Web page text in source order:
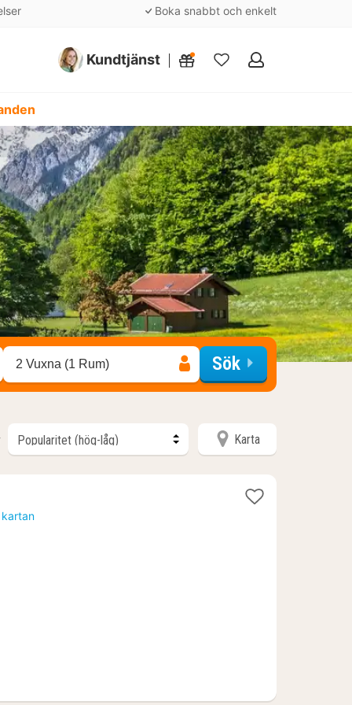
Boka snabbt och enkelt
Kundtjänst
Mina
2 Vuxna (1 Rum) Sök
Karta